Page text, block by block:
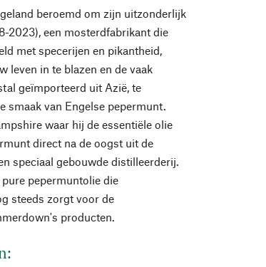
beroemd om zijn uitzonderlijk
2023), een mosterdfabrikant die
met specerijen en pikantheid,
leven in te blazen en de vaak
geïmporteerd uit Azië, te
smaak van Engelse pepermunt.
waar hij de essentiële olie
direct na de oogst uit de
speciaal gebouwde distilleerderij.
pepermuntolie die
steeds zorgt voor de
producten.